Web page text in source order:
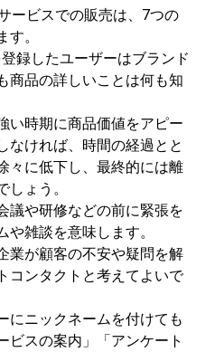
ービスでの販売は、7つの
。
録したユーザーはブランド
商品の詳しいことは何も知
い時期に商品価値をアピー
なければ、時間の経過とと
々に低下し、最終的には離
ょう。
議や研修などの前に緊張を
雑談を意味します。
業が顧客の不安や疑問を解
コンタクトと考えてよいで
にニックネームを付けても
ビスの案内」「アンケート